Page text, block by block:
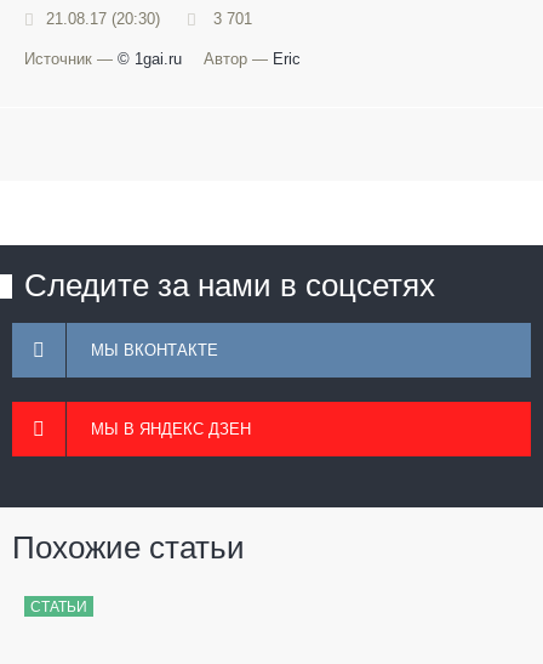
21.08.17 (20:30) 3 701
Источник — © 1gai.ru Автор — Eric
Следите за нами в соцсетях
МЫ ВКОНТАКТЕ
МЫ В ЯНДЕКС ДЗЕН
Похожие статьи
СТАТЬИ